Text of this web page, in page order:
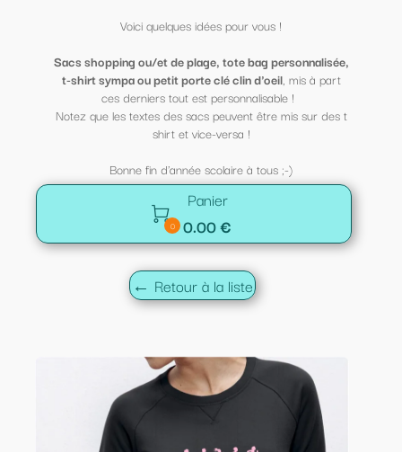
Voici quelques idées pour vous !
Sacs shopping ou/et de plage, tote bag personnalisée,
t-shirt sympa ou petit porte clé clin d'oeil, mis à part
ces derniers tout est personnalisable !
Notez que les textes des sacs peuvent être mis sur des t
shirt et vice-versa !
Bonne fin d'année scolaire à tous ;-)

0
Panier
0.00 €
← Retour à la liste